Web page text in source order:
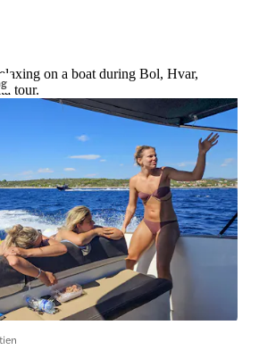
on a boat during Bol, Hvar,
tour.